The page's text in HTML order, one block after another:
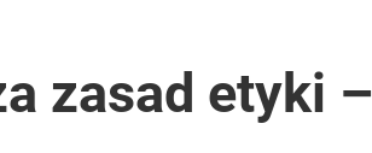
zasad etyki –